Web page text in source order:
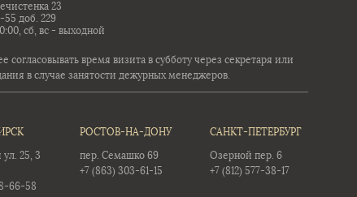
23
55 доб. 229
сб, вс - выходной
время визита в субботу через секретаря или
в случае занятости дежурных менеджеров.
25, 3
66-58
РОСТОВ-НА-ДОНУ
пер. Семашко 69
+7 (863) 303-61-15
САНКТ-ПЕТЕРБУРГ
Озерной пер. 6
+7 (812) 577-38-17